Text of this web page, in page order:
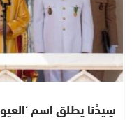
سِيدْنَا يطلق اسم